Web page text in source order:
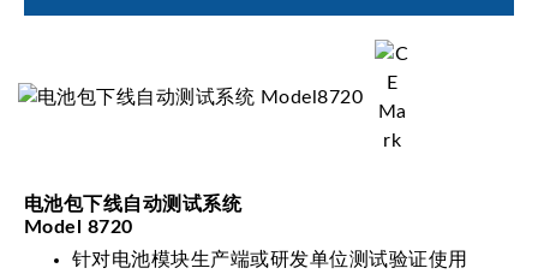
电池包下线自动测试系统
Model 8720
针对电池模块生产端或研发单位测试验证使用